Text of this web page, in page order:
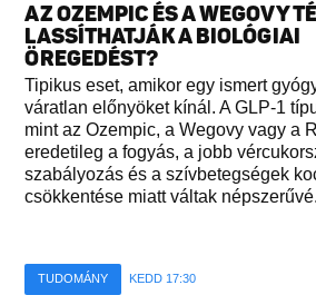
AZ OZEMPIC ÉS A WEGOVY
LASSÍTHATJÁK A BIOLÓGIAI
ÖREGEDÉST?
Tipikus eset, amikor egy ismert
váratlan előnyöket kínál. A GLP-1
mint az Ozempic, a Wegovy vagy a
eredetileg a fogyás, a jobb
szabályozás és a szívbetegségek
csökkentése miatt váltak
TUDOMÁNY KEDD 17:30